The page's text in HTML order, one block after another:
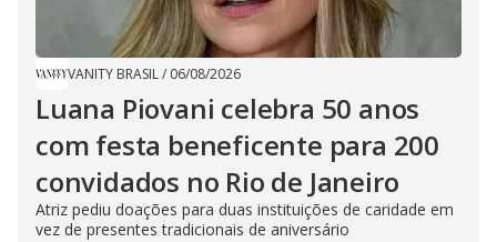
VANITY BRASIL/ 06/08/2026
Luana Piovani celebra 50 anos
com festa beneficente para 200
convidados no Rio de Janeiro
Atriz pediu doações para duas instituições de caridade em
vez de presentes tradicionais de aniversário